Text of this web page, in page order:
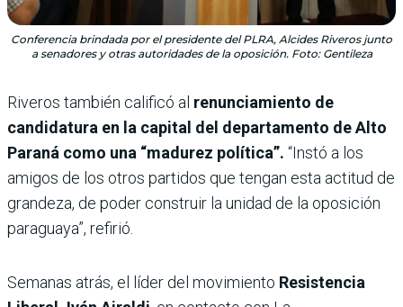
Conferencia brindada por el presidente del PLRA, Alcides Riveros junto
a senadores y otras autoridades de la oposición. Foto: Gentileza
Riveros también calificó al renunciamiento de
candidatura en la capital del departamento de Alto
Paraná como una “madurez política”. “Instó a los
amigos de los otros partidos que tengan esta actitud de
grandeza, de poder construir la unidad de la oposición
paraguaya”, refirió.
Semanas atrás, el líder del movimiento Resistencia